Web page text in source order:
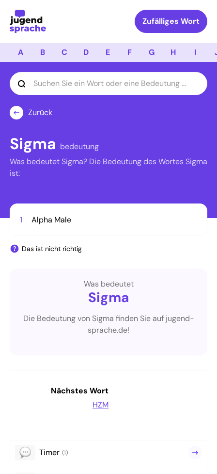
Zufälliges Wort
A B C D E F G H I
Zurück
Sigma bedeutung
Was bedeutet Sigma? Die Bedeutung des Wortes Sigma
ist:
1 Alpha Male
Das ist nicht richtig
Was bedeutet
Sigma
Die Bedeutung von Sigma finden Sie auf jugend-
sprache.de!
Nächstes Wort
HZM
Timer (1)